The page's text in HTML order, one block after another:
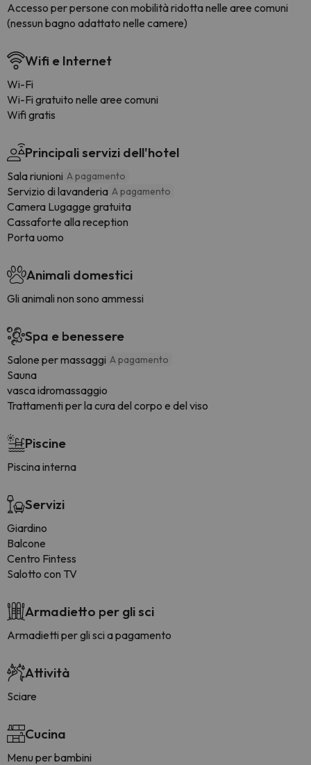
Accesso per persone con mobilità ridotta nelle aree comuni
(nessun bagno adattato nelle camere)
Wifi e Internet
Wi-Fi
Wi-Fi gratuito nelle aree comuni
Wifi gratis
Principali servizi dell'hotel
Sala riunioni A pagamento
Servizio di lavanderia A pagamento
Camera Lugagge gratuita
Cassaforte alla reception
Porta uomo
Animali domestici
Gli animali non sono ammessi
Spa e benessere
Salone per massaggi A pagamento
Sauna
vasca idromassaggio
Trattamenti per la cura del corpo e del viso
Piscine
Piscina interna
Servizi
Giardino
Balcone
Centro Fintess
Salotto con TV
Armadietto per gli sci
Armadietti per gli sci a pagamento
Attività
Sciare
Cucina
Menu per bambini